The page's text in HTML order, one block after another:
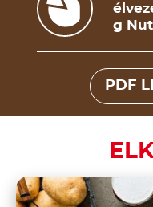
g
PDF